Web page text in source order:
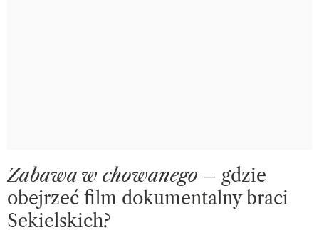
Zabawa w chowanego – gdzie
obejrzeć film dokumentalny braci
Sekielskich?